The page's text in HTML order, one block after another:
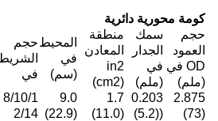
كومة محورية دائرية
حجم
العمود
OD في
(ملم)
سمك
الجدار
في
(ملم)
منطقة
المعادن
in2
(cm2)
المحيط
في
(سم)
حجم
في
2.875
(73)
0.203
((5.2)
1.7
(11.0)
9.0
(22.9)
8/10/1
2/14